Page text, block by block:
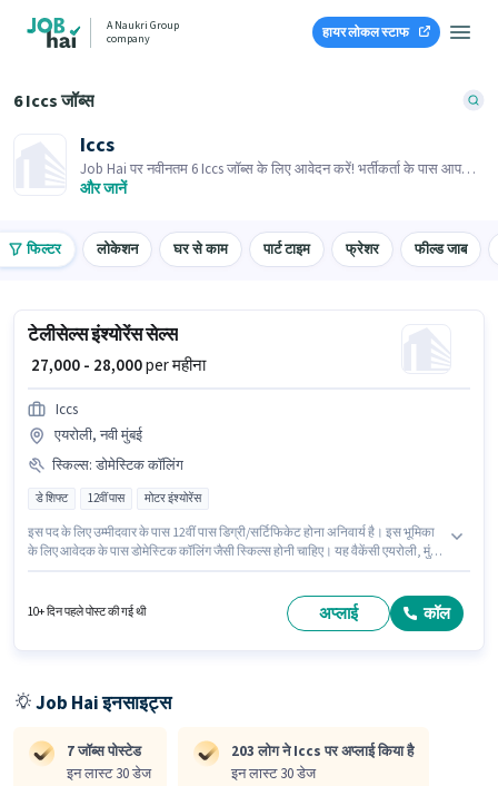
A Naukri Group
company
हायर लोकल स्टाफ
6 Iccs जॉब्स
Iccs
Job Hai पर नवीनतम 6 Iccs जॉब्स के लिए आवेदन करें! भर्तीकर्ता के पास आपके
क्षेत्र में तत्काल रिक्तियां हैं।
और जानें
फिल्टर लोकेशन घर से काम पार्ट टाइम फ्रेशर फील्ड जाब
टेलीसेल्स इंश्योरेंस सेल्स
₹ 27,000 - 28,000per महीना
Iccs
एयरोली, नवी मुंबई
स्किल्स: डोमेस्टिक कॉलिंग
डे शिफ्ट 12वीं पास मोटर इंश्योरेंस
इस पद के लिए उम्मीदवार के पास 12वीं पास डिग्री/सर्टिफिकेट होना अनिवार्य है। इस भूमिका
के लिए आवेदक के पास डोमेस्टिक कॉलिंग जैसी स्किल्स होनी चाहिए। यह वैकेंसी एयरोली, मुंबई
सेल्स के रूप में जुड़ें।
10+ दिन पहले पोस्ट की गई थी अप्लाई कॉल
Job Hai इनसाइट्स
7 जॉब्स पोस्टेड
इन लास्ट 30 डेज
203 लोग ने Iccs पर अप्लाई किया है
इन लास्ट 30 डेज